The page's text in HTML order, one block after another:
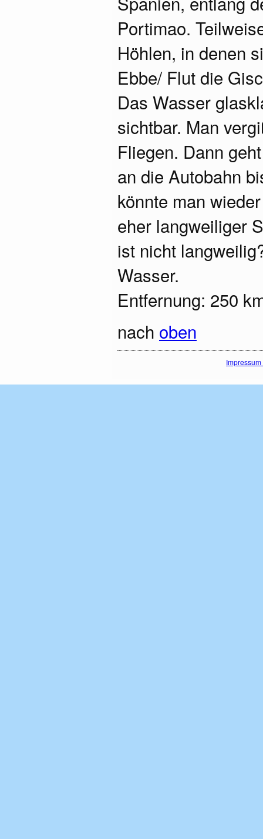
Portimao.
Höhlen, in denen
Ebbe/ Flut die
Das Wasser
sichtbar. Man
Fliegen. Dann
an die Autobahn
könnte man
eher langweiliger
ist nicht
Wasser.
Entfernung: 250
nach oben